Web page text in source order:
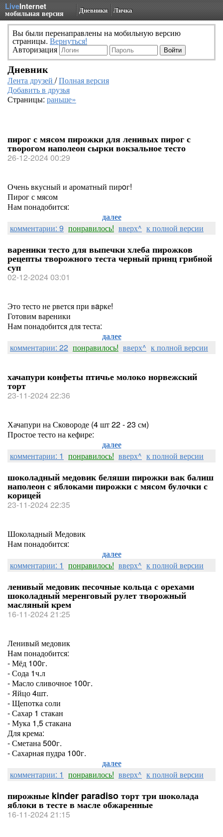
LiveInternet
мобильная версия Дневники Личка
Вы были перенаправлены на мобильную версию
страницы. Вернуться!
Авторизация
Дневник
Лента друзей /Полная версия
Добавить в друзья
Страницы: раньше»
пирог с мясом пирожки для ленивых пирог с
творогом наполеон сырки вокзальное тесто
26-12-2024 00:29
Очень вкусный и ароматный пирoг!
Пирог с мясом
Нам понадобится:
далее
комментарии: 9 понравилось! вверх^ к полной версии
вареники тесто для выпечки хлеба пирожков
рецепты творожного теста черный принц грибной
суп
02-12-2024 03:01
Это тесто не рвется при вaрке!
Готовим вареники
Нам понадобится для теста:
далее
комментарии: 22 понравилось! вверх^ к полной версии
хачапури конфеты птичье молоко норвежский
торт
23-11-2024 22:36
Хачапури на Сковороде (4 шт 22 - 23 см)
Простое тесто на кефире:
далее
комментарии: 1 понравилось! вверх^ к полной версии
шоколадный медовик беляши пирожки вак балиш
наполеон с яблоками пирожки с мясом булочки с
корицей
23-11-2024 22:35
Шоколадный Медовик
Нам понадобится:
далее
комментарии: 1 понравилось! вверх^ к полной версии
ленивый медовик песочные кольца с орехами
шоколадный меренговый рулет творожный
масляный крем
16-11-2024 21:25
Ленивый медовик
Нам понадобится:
- Мёд 100г.
- Сода 1ч.л
- Масло сливочное 100г.
- Яйцо 4шт.
- Щепотка соли
- Сахар 1 стакан
- Мука 1,5 стакана
Для крема:
- Сметана 500г.
- Сахарная пудра 100г.
далее
комментарии: 1 понравилось! вверх^ к полной версии
пирожные kinder paradiso торт три шоколада
яблоки в тесте в масле обжаренные
16-11-2024 21:15